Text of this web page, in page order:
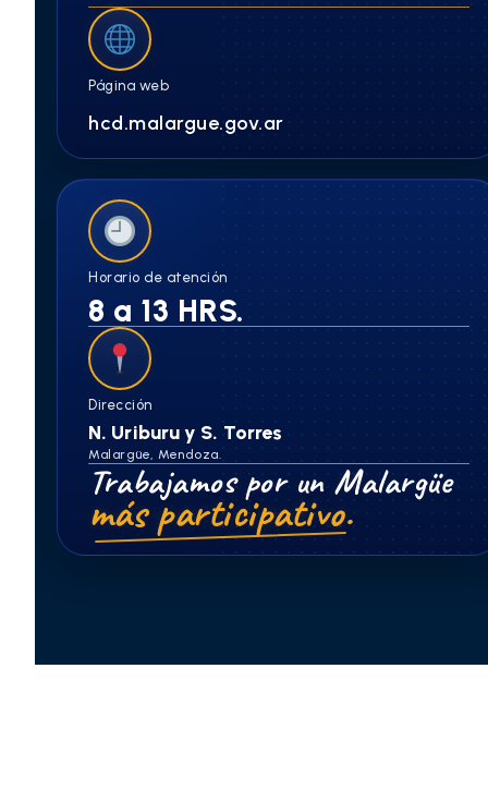
Página web
hcd.malargue.gov.ar
Horario de atención
8 a 13 HRS.
Dirección
N. Uriburu y S. Torres
Malargüe, Mendoza.
Trabajamos por un Malargüe
más participativo.